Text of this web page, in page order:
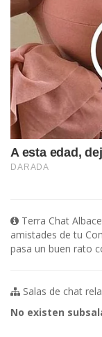
Terra Chat
amistades de tu
pasa un buen rato
Salas de chat
No existen